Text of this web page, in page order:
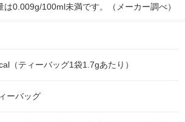
0.009g/100ml未満です。（メーカー調べ）
（ティーバッグ1袋1.7gあたり）
ーバッグ